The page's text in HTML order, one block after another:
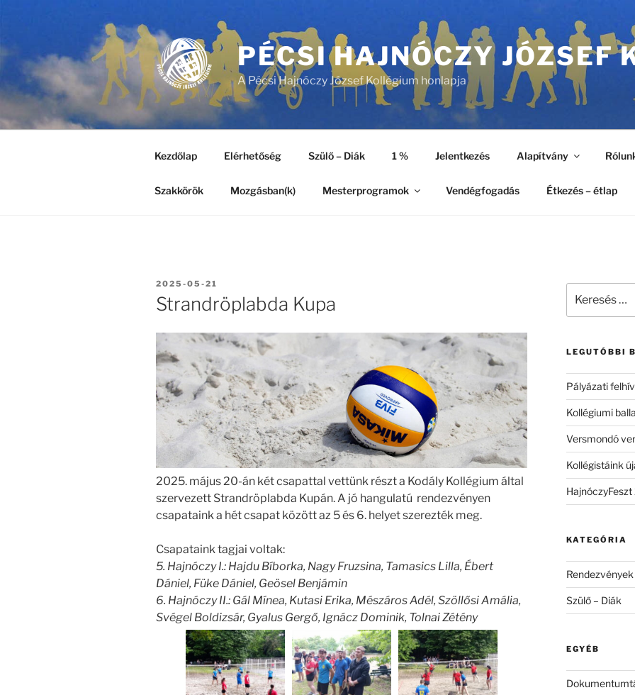
PÉCSI HAJNÓCZY JÓZSEF
A Pécsi Hajnóczy József Kollégium honlapja
Kezdőlap Elérhetőség Szülő – Diák 1 % Jelentkezés Alapítvány
Szakkörök Mozgásban(k) Mesterprogramok Vendégfogadás Étkezés – étlap
BEKÜLDVE:
2025-05-21
Strandröplabda Kupa
2025. május 20-án két csapattal vettünk részt a Kodály Kollégium által
szervezett Strandröplabda Kupán. A jó hangulatú rendezvényen
csapataink a hét csapat között az 5 és 6. helyet szerezték meg.
Csapataink tagjai voltak:
5. Hajnóczy I.: Hajdu Bíborka, Nagy Fruzsina, Tamasics Lilla, Ébert
Dániel, Füke Dániel, Geösel Benjámin
6. Hajnóczy II.: Gál Mínea, Kutasi Erika, Mészáros Adél, Szöllősi Amália,
Svégel Boldizsár, Gyalus Gergő, Ignácz Dominik, Tolnai Zétény
következő
LEGUTÓBBI
Pályázati
Kollégiumi
Versmondó
Kollégistáink
KATEGÓRIA
Rendezvények
Szülő – Diák
EGYÉB